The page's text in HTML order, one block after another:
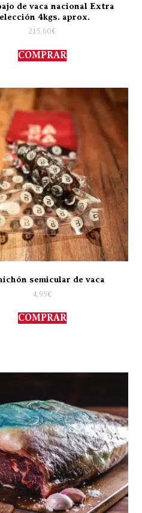
de vaca nacional Extra
4kgs. aprox.
215,60€
COMPRAR
semicular de vaca
4,95€
COMPRAR